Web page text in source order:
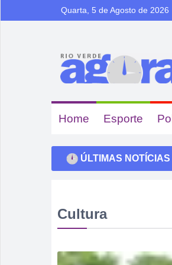
Quarta, 5 de Agosto de 2026
Home Esporte
ÚLTIMAS NOTÍCIAS
Cultura